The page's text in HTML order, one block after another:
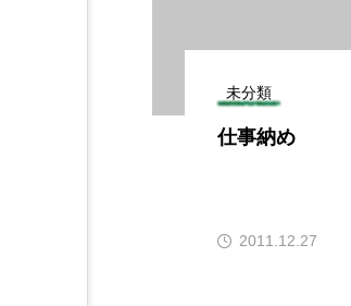
未分類
仕事納め
2011.12.27